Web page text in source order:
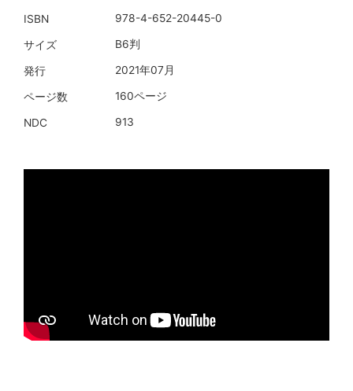
ISBN 978-4-652-20445-0
サイズ B6判
発行 2021年07月
ページ数 160ページ
NDC 913